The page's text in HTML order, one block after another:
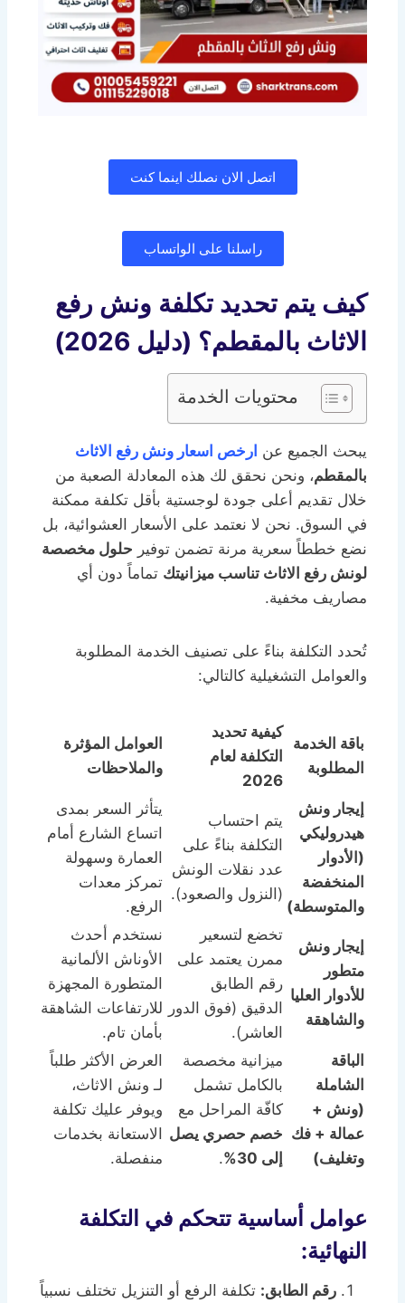
اتصل الان نصلك اينما كنت
راسلنا على الواتساب
كيف يتم تحديد تكلفة ونش رفع
الاثاث بالمقطم؟ (دليل 2026)
محتويات الخدمة
يبحث الجميع عن ارخص اسعار ونش رفع الاثاث
بالمقطم، ونحن نحقق لك هذه المعادلة الصعبة من
خلال تقديم أعلى جودة لوجستية بأقل تكلفة ممكنة
في السوق. نحن لا نعتمد على الأسعار العشوائية، بل
نضع خططاً سعرية مرنة تضمن توفير حلول مخصصة
لونش رفع الاثاث تناسب ميزانيتك تماماً دون أي
مصاريف مخفية.
تُحدد التكلفة بناءً على تصنيف الخدمة المطلوبة
والعوامل التشغيلية كالتالي:
باقة الخدمة
المطلوبة
كيفية تحديد
التكلفة لعام
2026
العوامل المؤثرة
والملاحظات
إيجار ونش
هيدروليكي
(الأدوار
المنخفضة
والمتوسطة)
يتم احتساب
التكلفة بناءً على
عدد نقلات الونش
(النزول والصعود).
يتأثر السعر بمدى
اتساع الشارع أمام
العمارة وسهولة
تمركز معدات
الرفع.
إيجار ونش
متطور
للأدوار العليا
والشاهقة
تخضع لتسعير
ممرن يعتمد على
رقم الطابق
الدقيق (فوق الدور
العاشر).
نستخدم أحدث
الأوناش الألمانية
المتطورة المجهزة
للارتفاعات الشاهقة
بأمان تام.
الباقة
الشاملة
(ونش +
عمالة + فك
وتغليف)
ميزانية مخصصة
بالكامل تشمل
كافّة المراحل مع
خصم حصري يصل
إلى 30%
.
العرض الأكثر طلباً
لـ ونش الاثاث،
ويوفر عليك تكلفة
الاستعانة بخدمات
منفصلة.
عوامل أساسية تتحكم في التكلفة
النهائية:
رقم الطابق: تكلفة الرفع أو التنزيل تختلف نسبياً